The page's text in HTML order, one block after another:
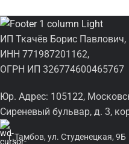
ИП Ткачёв Борис Павлович,
ИНН 771987201162,
ОГРН ИП 326774600465767
Юр. Адрес: 105122,
Сиреневый бульвар, д. 3,
г.Тамбов, ул. Студенецкая, 9Б